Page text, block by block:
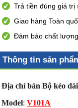
Trả tiền đúng giá trị
Giao hàng Toàn
Đảm bảo chất
Thông tin sản
Địa chỉ bán Bộ kéo
Model: V101A